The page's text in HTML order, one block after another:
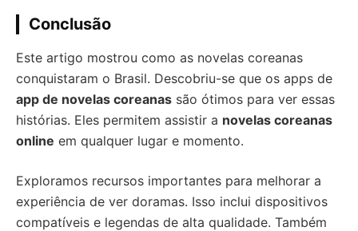
Conclusão
Este artigo mostrou como as novelas coreanas
conquistaram o Brasil. Descobriu-se que os apps de
app de novelas coreanas são ótimos para ver essas
histórias. Eles permitem assistir a novelas coreanas
online em qualquer lugar e momento.
Exploramos recursos importantes para melhorar a
experiência de ver doramas. Isso inclui dispositivos
compatíveis e legendas de alta qualidade. Também